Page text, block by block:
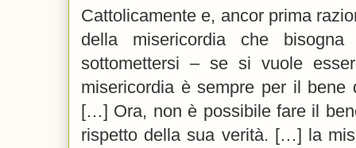
Cattolicamente e, ancor prima
della misericordia che
sottomettersi – se si vuole
misericordia è sempre per il
[…] Ora, non è possibile fare il
rispetto della sua verità. […] la